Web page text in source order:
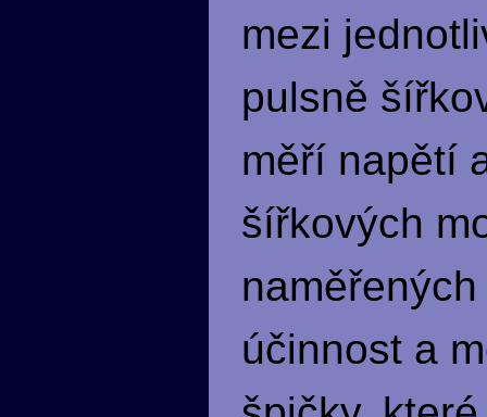
mezi
pulsně
měří napětí
šířkových
účinnost a